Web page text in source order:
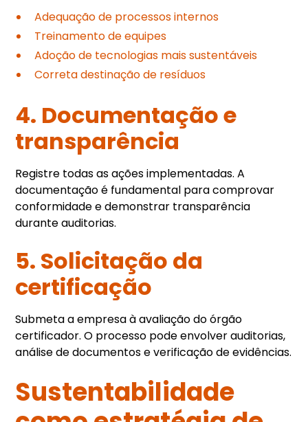
Adequação de processos internos
Treinamento de equipes
Adoção de tecnologias mais sustentáveis
Correta destinação de resíduos
4. Documentação e
transparência
Registre todas as ações implementadas. A
documentação é fundamental para comprovar
conformidade e demonstrar transparência
durante auditorias.
5. Solicitação da
certificação
Submeta a empresa à avaliação do órgão
certificador. O processo pode envolver auditorias,
análise de documentos e verificação de evidências.
Sustentabilidade